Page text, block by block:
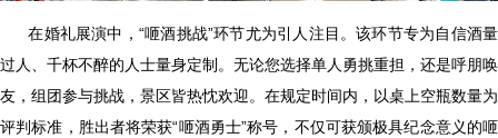
在婚礼展演中，“咂酒挑战”环节尤为引人注目。该环节专为自信酒量
过人、千杯不醉的人士量身定制。无论您选择单人勇挑重担，还是呼朋唤
友，组团参与挑战，景区皆热忱欢迎。在规定时间内，以桌上空瓶数量为
评判标准，胜出者将荣获“咂酒勇士”称号，不仅可获颁极具纪念意义的咂